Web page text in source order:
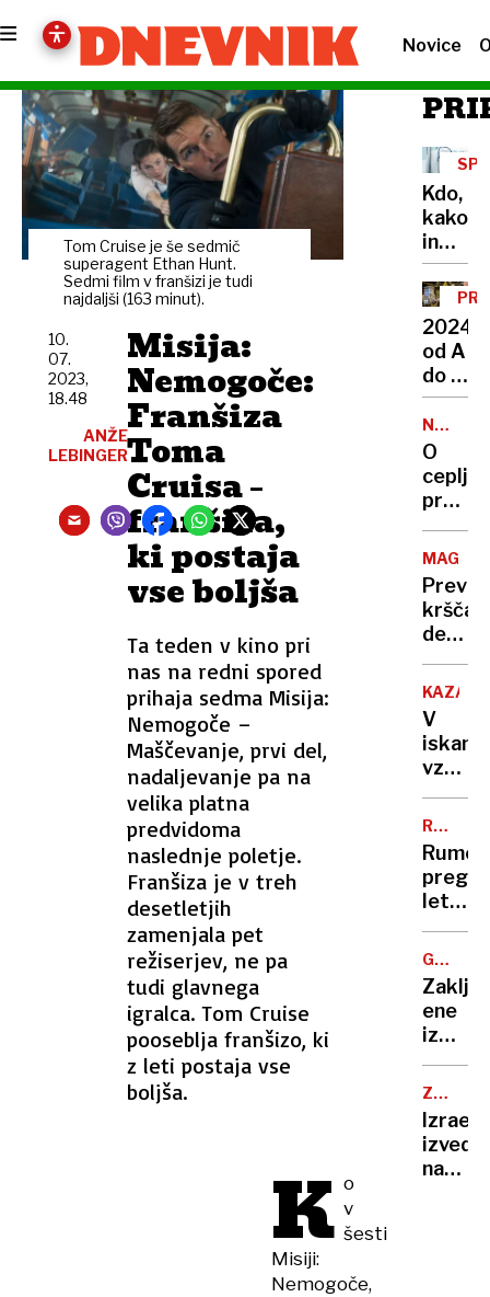
Novice
Tom Cruise je še sedmič
superagent Ethan Hunt.
Sedmi film v franšizi je tudi
najdaljši (163 minut).
Misija:
Nemogoče:
Franšiza
Toma
Cruisa –
franšiza,
ki postaja
vse boljša
Ta teden v kino pri
nas na redni spored
prihaja sedma Misija:
Nemogoče –
Maščevanje, prvi del,
nadaljevanje pa na
velika platna
predvidoma
naslednje poletje.
Franšiza je v treh
desetletjih
zamenjala pet
režiserjev, ne pa
tudi glavnega
igralca. Tom Cruise
pooseblja franšizo, ki
z leti postaja vse
boljša.
10.
07.
2023,
18.48
ANŽE
LEBINGER
K o
v
šesti
Misiji:
Nemogoče,
Kdo,
kako
in
zakaj
lahko
ugovor
vesti
2024
od A
do Ž
v
Od
selitve
arhiva
O
proti
bodo
tehtali
starši
AfD
pa z
vsemi
topovi
V
iskanju
vzroka
za
letala
prst
uperili
v
rusko
zračno
RUMENE
NOVICE
leta:
Nataša
Pirc
Musar
je
pela,
Robert
Golob
uplenil
GORSKO
ene
izmed
akcij,
našli
ZRAČNI
NAPAD
Izrael
izvedel
napad